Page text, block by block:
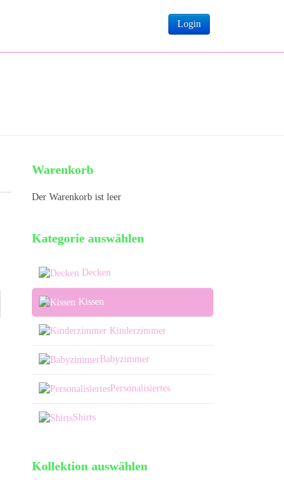
Login
Warenkorb
Der Warenkorb ist leer
Kategorie auswählen
Decken
Kissen
Kinderzimmer
Babyzimmer
Personalisiertes
Shirts
Kollektion auswählen